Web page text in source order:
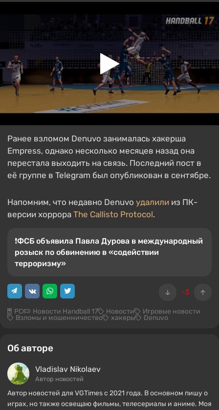
Ранее взломом Denuvo занималась хакерша
Empress, однако несколько месяцев назад она
перестала выходить на связь. Последний пост в
её группе в Telegram был опубликован в сентябре.
Напомним, что недавно Denuvo удалили из ПК-
версии хоррора The Callisto Protocol.
❗️ФСБ объявила Павла Дурова в международный
розыск по обвинению в «содействии
терроризму»
-3
PC Новости Handball 17 Новости Игровые новости
Взломы и мошенничество хакеры Denuvo
Об авторе
Vladislav Nikolaev
Автор новостей
Автор новостей для VGTimes с 2021 года. В основном пишу о
играх, но также освещаю фильмы, телесериалы и аниме. Моя